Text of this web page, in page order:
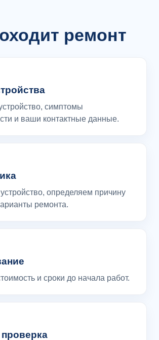
ремонт
симптомы
и ваши контактные данные.
определяем причину
ремонта.
и сроки до начала работ.